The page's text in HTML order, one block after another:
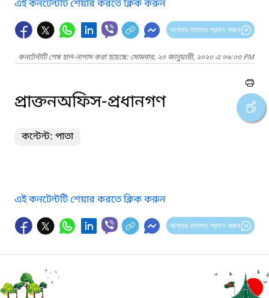
এই কনটেন্টটি শেয়ার করতে ক্লিক করুন
আপনার মতামত প্রদান করুন
কনটেন্টটি শেষ হাল-নাগাদ করা হয়েছে: সোমবার, ২০ জানুয়ারী, ২০২০ এ ০৬:০৩ PM
প্রাক্তনঅফিস-প্রধানগণ
কন্টেন্ট: পাতা
এই কনটেন্টটি শেয়ার করতে ক্লিক করুন
আপনার মতামত প্রদান করুন